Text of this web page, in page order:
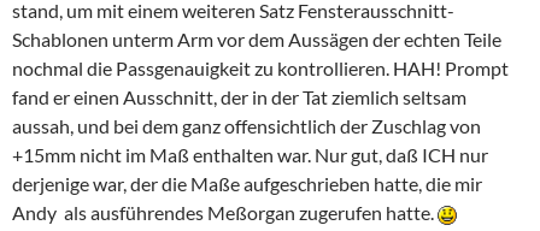
stand, um mit einem weiteren Satz Fensterausschnitt-
Schablonen unterm Arm vor dem Aussägen der echten Teile
nochmal die Passgenauigkeit zu kontrollieren. HAH! Prompt
fand er einen Ausschnitt, der in der Tat ziemlich seltsam
aussah, und bei dem ganz offensichtlich der Zuschlag von
+15mm nicht im Maß enthalten war. Nur gut, daß ICH nur
derjenige war, der die Maße aufgeschrieben hatte, die mir
Andy als ausführendes Meßorgan zugerufen hatte.